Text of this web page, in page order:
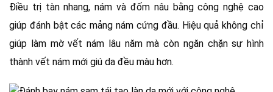
Điều trị tàn nhang, nám và đốm nâu bằng công nghệ cao
giúp đánh bật các mảng nám cứng đầu. Hiệu quả không chỉ
giúp làm mờ vết nám lâu năm mà còn ngăn chặn sự hình
thành vết nám mới giú da đều màu hơn.